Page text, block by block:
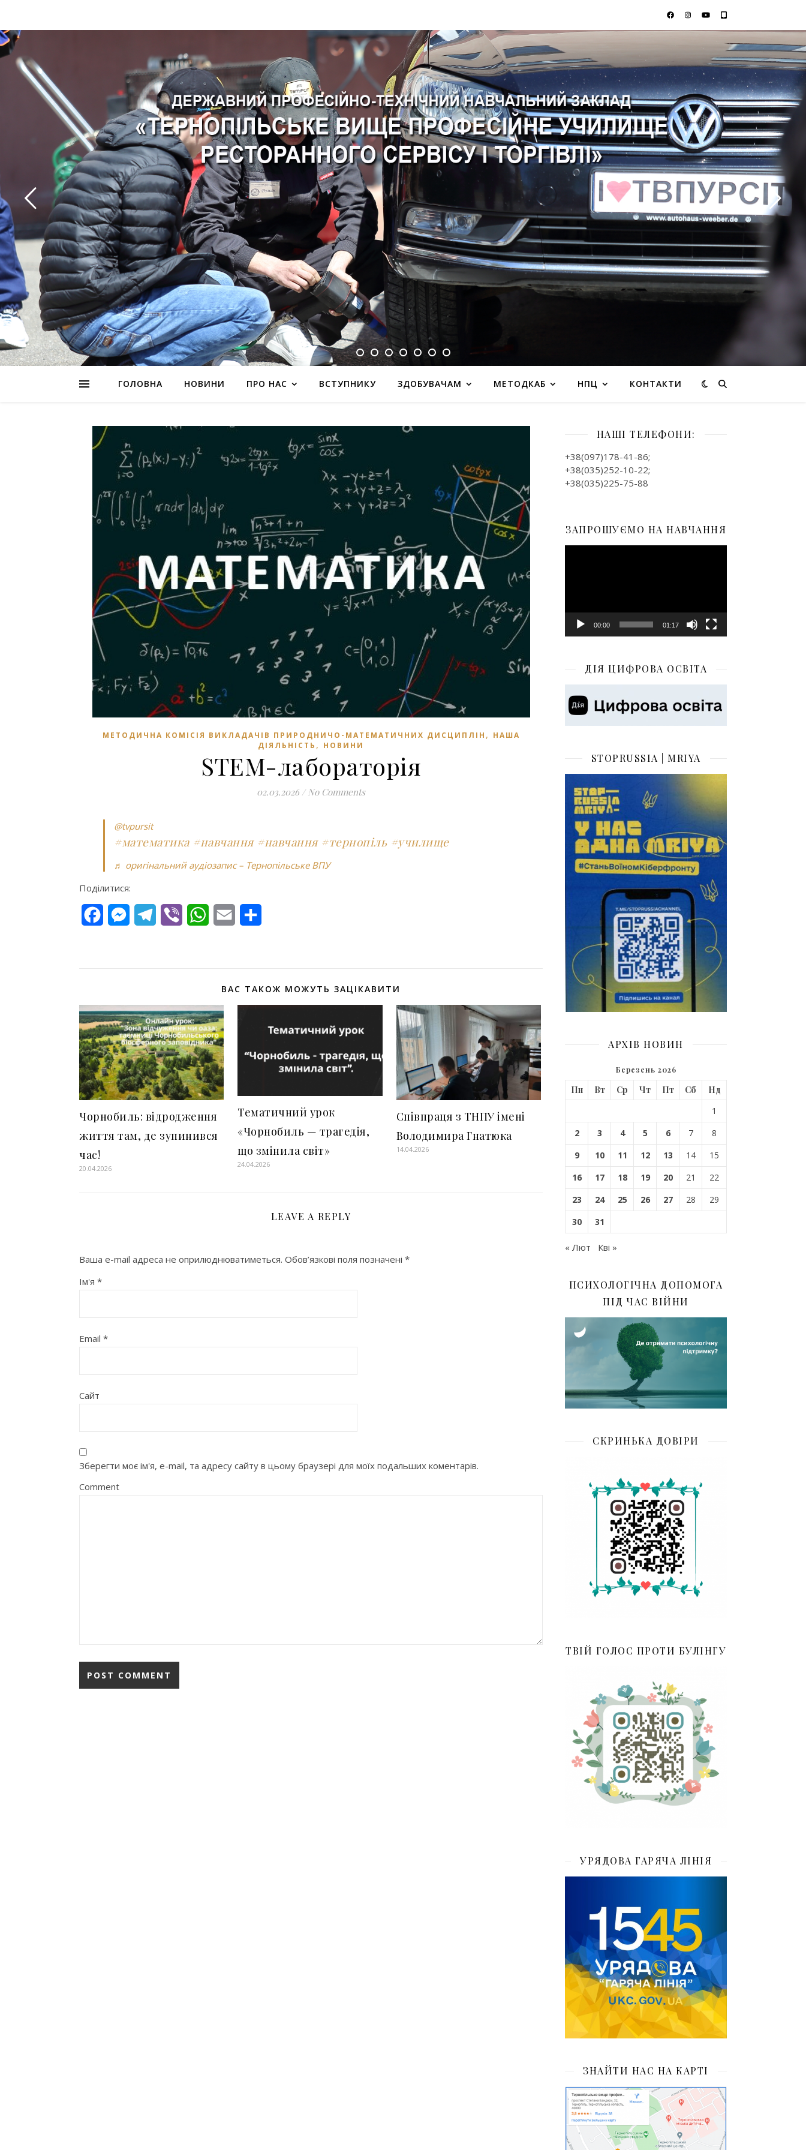
ГОЛОВНА НОВИНИ ПРО НАС ВСТУПНИКУ ЗДОБУВАЧАМ МЕТОДКАБ НПЦ КОНТАКТИ
МЕТОДИЧНА КОМІСІЯ ВИКЛАДАЧІВ ПРИРОДНИЧО-МАТЕМАТИЧНИХ ДИСЦИПЛІН , НАША
ДІЯЛЬНІСТЬ , НОВИНИ
STEM-лабораторія
02.03.2026 / No Comments
@tvpursit
#математика #навчання #навчання #тернопіль #училище
♬ оригінальний аудіозапис – Тернопільське ВПУ
Поділитися:
FacebookMessengerTelegram
Viber WhatsApp
Email
ВАС ТАКОЖ МОЖУТЬ ЗАЦІКАВИТИ
Чорнобиль: відродження
життя там, де зупинився
час!
20.04.2026
Тематичний урок
«Чорнобиль — трагедія,
що змінила світ»
24.04.2026
Співпраця з ТНПУ імені
Володимира Гнатюка
14.04.2026
LEAVE A REPLY
Ваша e-mail адреса не оприлюднюватиметься. Обов’язкові поля позначені *
Ім'я *
Email *
Сайт
Зберегти моє ім'я, e-mail, та адресу сайту в цьому браузері для моїх подальших коментарів.
Comment
НАШІ ТЕЛЕФОНИ:
+38(097)178-41-86;
+38(035)252-10-22;
+38(035)225-75-88
ЗАПРОШУЄМО НА НАВЧАННЯ
00:00 01:17
ДІЯ ЦИФРОВА ОСВІТА
STOPRUSSIA | MRIYA
АРХІВ НОВИН
Березень 2026
Пн Вт Ср Чт Пт Сб
Нд
1
2
3 4 5 6 7
8
9
10 11 12 13 14
15
16
17 18 19 20 21
22
23
24 25 26 27 28
29
30
31
« Лют Кві »
ПСИХОЛОГІЧНА ДОПОМОГА
ПІД ЧАС ВІЙНИ
СКРИНЬКА ДОВІРИ
ТВІЙ ГОЛОС ПРОТИ БУЛІНГУ
УРЯДОВА ГАРЯЧА ЛІНІЯ
ЗНАЙТИ НАС НА КАРТІ